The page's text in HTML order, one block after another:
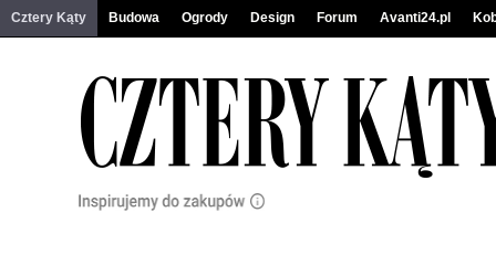
Cztery Kąty Budowa Ogrody Design Forum Avanti24.pl